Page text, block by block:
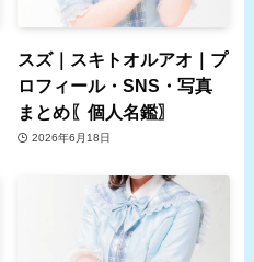
スズ｜スキトオルアオ｜プ
ロフィール・SNS・写真
まとめ〖個人名鑑〗
2026年6月18日